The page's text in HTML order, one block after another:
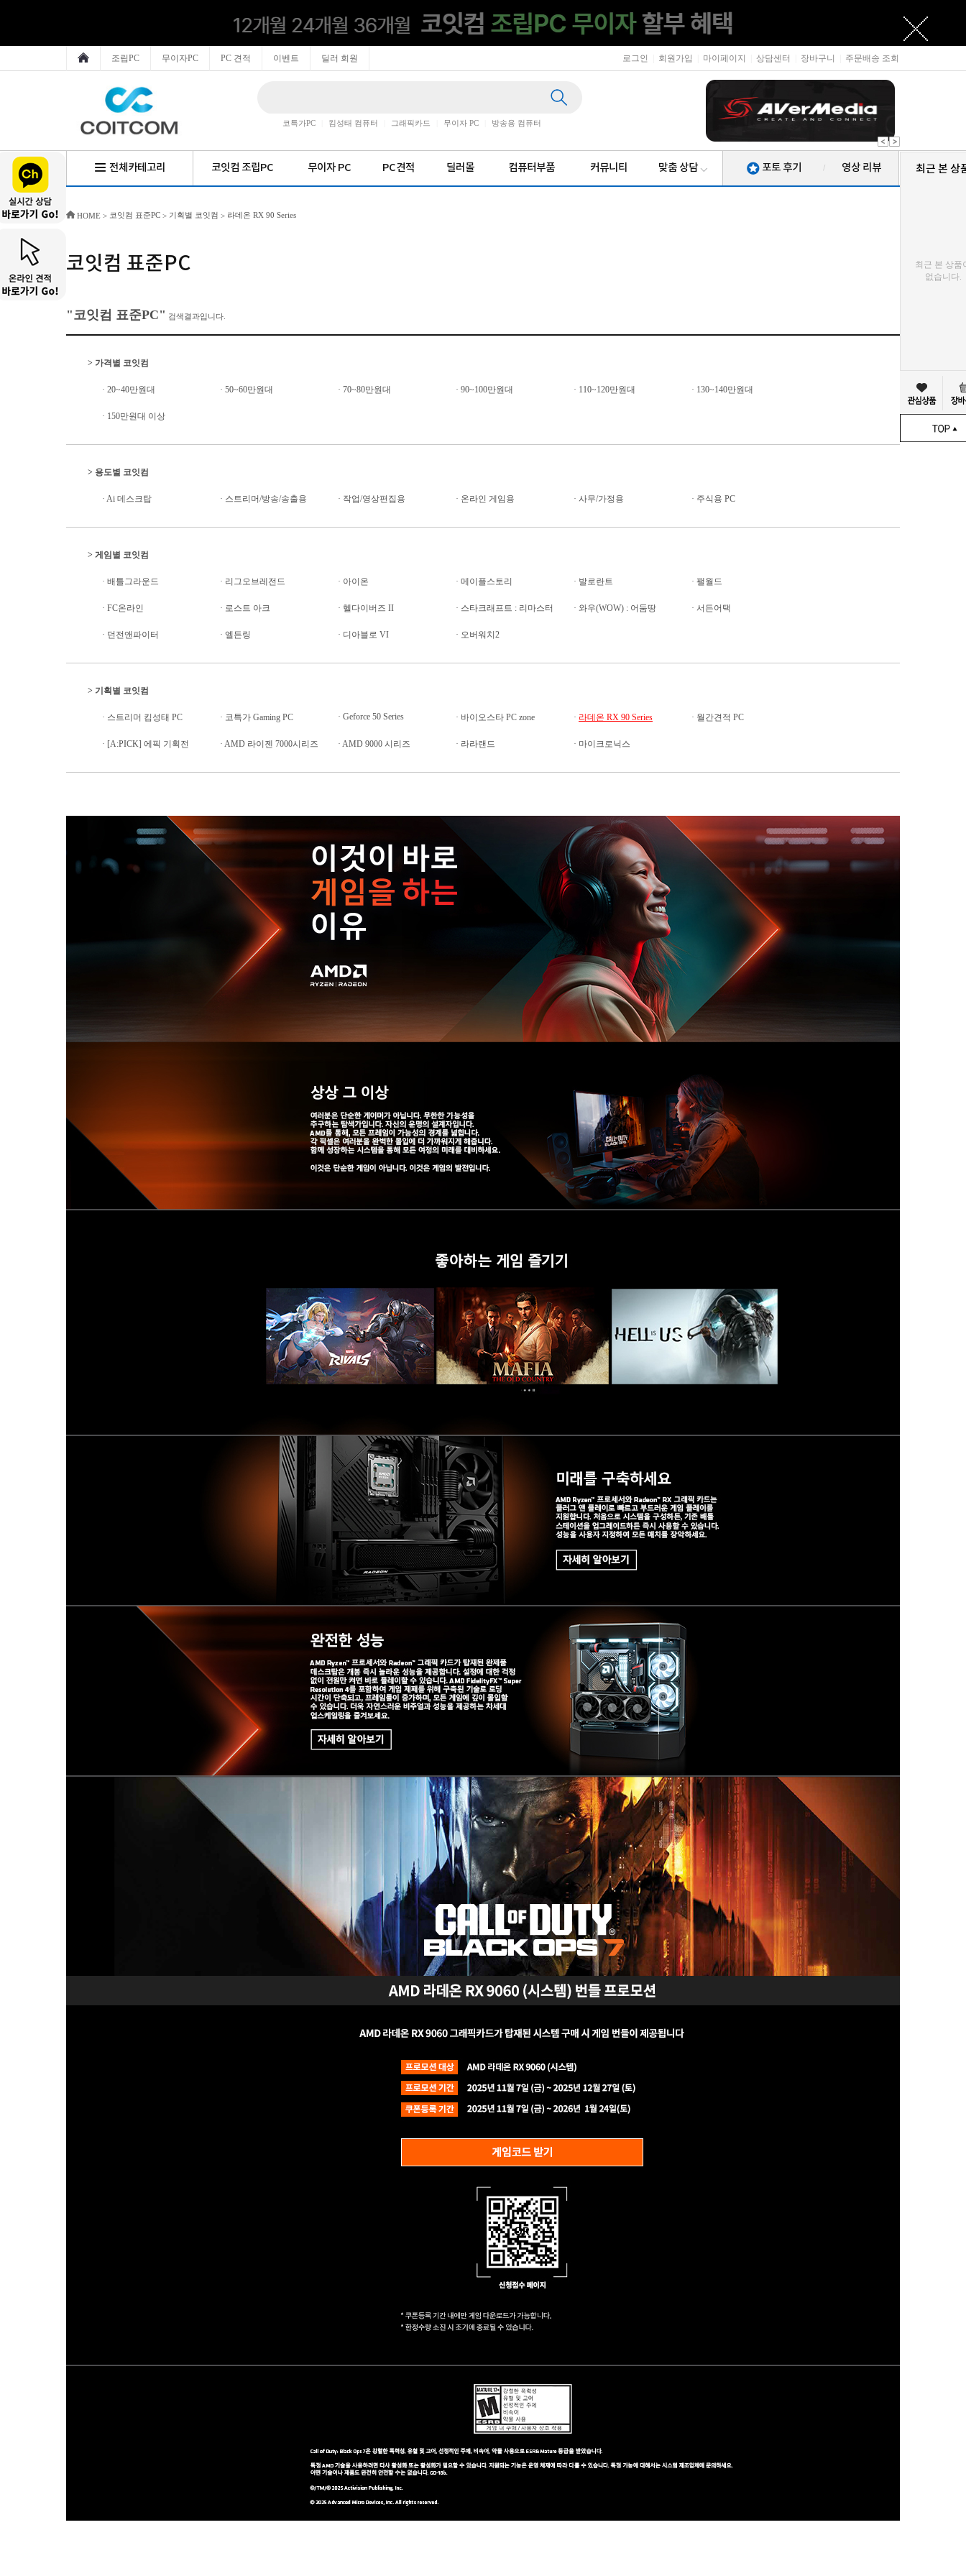
조립PC 무이자PC PC 견적 이벤트 딜러 회원 로그인 회원가입 마이페이지 상담센터 장바구니 주문배송 조회
코특가PC 킴성태 컴퓨터 그래픽카드 무이자 PC 방송용 컴퓨터
전체카테고리 코잇컴 조립PC 무이자 PC PC견적 딜러몰 컴퓨터부품 커뮤니티 맞춤 상담 포토 후기 영상 리뷰
/
HOME > 코잇컴 표준PC > 기획별 코잇컴 > 라데온 RX 90 Series
코잇컴 표준PC
"코잇컴 표준PC" 검색결과입니다.
> 가격별 코잇컴
· 20~40만원대 · 50~60만원대 · 70~80만원대 · 90~100만원대 · 110~120만원대 · 130~140만원대
· 150만원대 이상
> 용도별 코잇컴
· Ai 데스크탑 · 스트리머/방송/송출용 · 작업/영상편집용 · 온라인 게임용 · 사무/가정용 · 주식용 PC
> 게임별 코잇컴
· 배틀그라운드 · 리그오브레전드 · 아이온 · 메이플스토리 · 발로란트 · 팰월드
· FC온라인 · 로스트 아크 · 헬다이버즈 II · 스타크래프트 : 리마스터 · 와우(WOW) : 어둠땅 · 서든어택
· 던전앤파이터 · 엘든링 · 디아블로 VI · 오버워치2
> 기획별 코잇컴
· 스트리머 킴성태 PC · 코특가 Gaming PC · Geforce 50 Series · 바이오스타 PC zone · 라데온 RX 90 Series · 월간견적 PC
· [A:PICK] 에픽 기획전 · AMD 라이젠 7000시리즈 · AMD 9000 시리즈 · 라라랜드 · 마이크로닉스
최근 본 상
최근 본 상품
없습니다.